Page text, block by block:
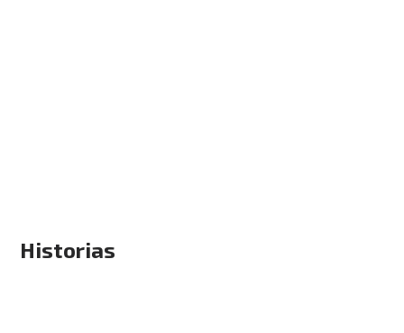
Historias